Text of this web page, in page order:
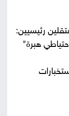
رئيسيين:
هبرة"